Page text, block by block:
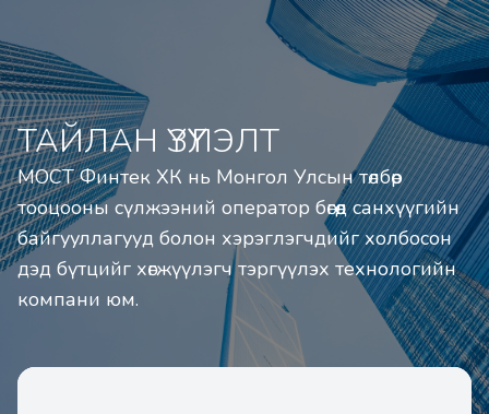
ТАЙЛАН ҮЗҮҮЛЭЛТ
МОСТ Финтек ХК нь Монгол Улсын төлбөр
тооцооны сүлжээний оператор бөгөөд санхүүгийн
байгууллагууд болон хэрэглэгчдийг холбосон
дэд бүтцийг хөгжүүлэгч тэргүүлэх технологийн
компани юм.